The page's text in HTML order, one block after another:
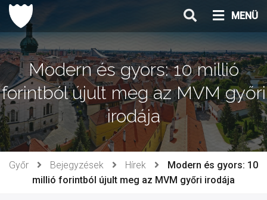
Ugrás
tartalomhoz
MENÜ
Modern és gyors: 10 millió
forintból újult meg az MVM győri
irodája
Győr Bejegyzések Hírek
Modern és gyors: 10
millió forintból újult meg az MVM győri irodája